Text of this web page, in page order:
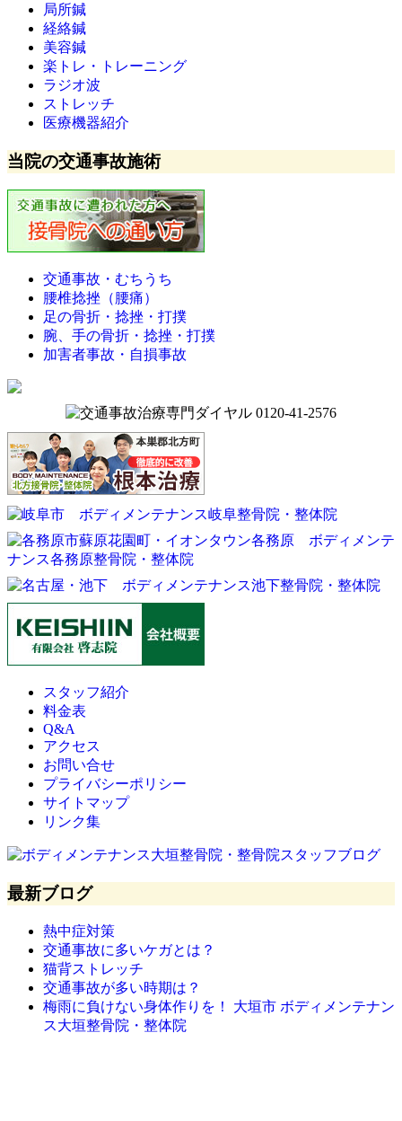
局所鍼
経絡鍼
美容鍼
楽トレ・トレーニング
ラジオ波
ストレッチ
医療機器紹介
当院の交通事故施術
交通事故・むちうち
腰椎捻挫（腰痛）
足の骨折・捻挫・打撲
腕、手の骨折・捻挫・打撲
加害者事故・自損事故
スタッフ紹介
料金表
Q&A
アクセス
お問い合せ
プライバシーポリシー
サイトマップ
リンク集
最新ブログ
熱中症対策
交通事故に多いケガとは？
猫背ストレッチ
交通事故が多い時期は？
梅雨に負けない身体作りを！ 大垣市 ボディメンテナン
ス大垣整骨院・整体院